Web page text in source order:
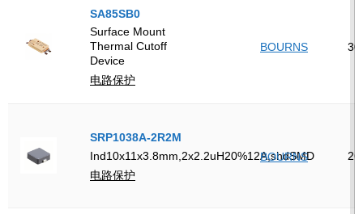
SA85SB0
Surface Mount
Thermal Cutoff
Device
电路保护
BOURNS 30
SRP1038A-2R2M
Ind10x11x3.8mm,2x2.2uH20%12A,shdSMD
电路保护
BOURNS 26